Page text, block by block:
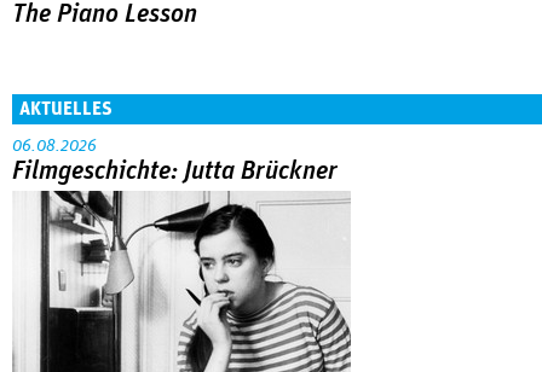
The Piano Lesson
AKTUELLES
06.08.2026
Filmgeschichte: Jutta Brückner